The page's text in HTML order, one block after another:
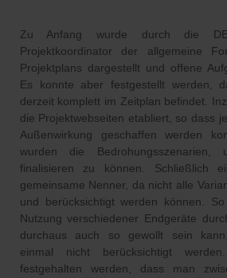
Zu Anfang wurde durch die
Projektkoordinator der allgemeine
Projektplans dargestellt und offene
Es konnte aber festgestellt werden,
derzeit komplett im Zeitplan befindet.
die Projektwebseiten etabliert, so dass
Außenwirkung geschaffen werden
wurden die Bedrohungsszenarien,
finalisieren zu können. Schließlich
gemeinsame Nenner, da nicht alle
und berücksichtigt werden können.
Nutzung verschiedener Endgeräte
durchaus auch so gewollt sein
einmal nicht berücksichtigt
festgehalten werden, dass man